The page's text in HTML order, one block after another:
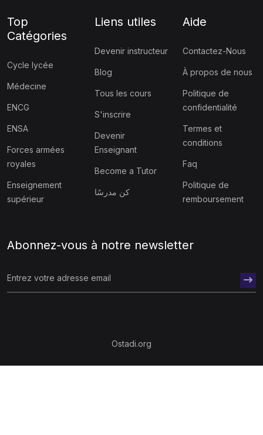
Top
Catégories
Cycle lycée
Médecine
ENCG
ENSA
Forces armées
royales
Enseignement
supérieur
Liens utiles
Devenir instructeur
Blog
Tous les cours
S'inscrire
Devenir
Enseignant
Become a Tutor
كن مدرسًا
Aide
Contactez-Nous
À propos de nous
Politique de
confidentialité
Termes et
conditions
Faq
Politique de
remboursement
Abonnez-vous à notre newsletter
Ostadi.org